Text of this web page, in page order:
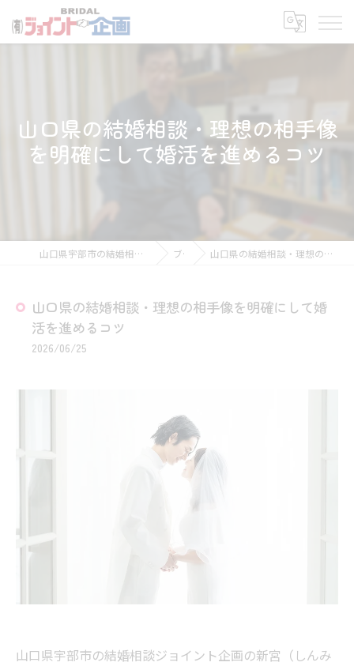
山口県の結婚相談・理想の相手像
を明確にして婚活を進めるコツ
山口県宇部市の結婚相談所なら有限会社ジョイント企画 ブログ 山口県の結婚相談・理想の相手像を明確にして婚活を進めるコツ
山口県の結婚相談・理想の相手像を明確にして婚
活を進めるコツ
2026/06/25
山口県宇部市の結婚相談ジョイント企画の新宮（しんみ